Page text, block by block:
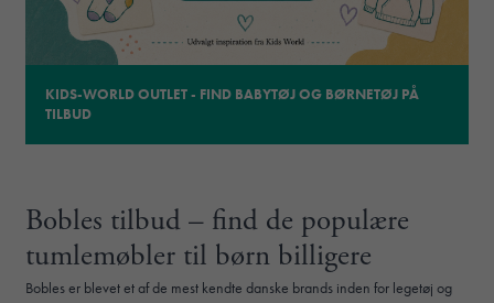
KIDS-WORLD OUTLET - FIND BABYTØJ OG BØRNETØJ PÅ
TILBUD
Bobles tilbud – find de populære
tumlemøbler til børn billigere
Bobles er blevet et af de mest kendte danske brands inden for legetøj og